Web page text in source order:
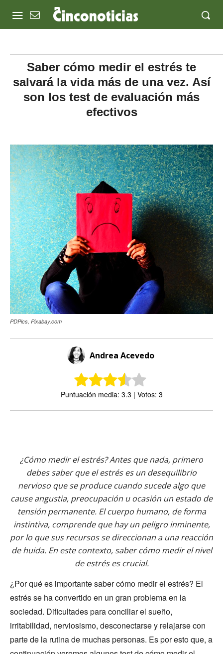
Saber cómo medir el estrés te
salvará la vida más de una vez. Así
son los test de evaluación más
efectivos
PDPics, Pixabay.com
Andrea Acevedo
Puntuación media: 3.3 | Votos: 3
¿Cómo medir el estrés? Antes que nada, primero
debes saber que el estrés es un desequilibrio
nervioso que se produce cuando sucede algo que
cause angustia, preocupación u ocasión un estado de
tensión permanente. El cuerpo humano, de forma
instintiva, comprende que hay un peligro inminente,
por lo que sus recursos se direccionan a una reacción
de huida. En este contexto, saber cómo medir el nivel
de estrés es crucial.
¿Por qué es importante saber cómo medir el estrés? El
estrés se ha convertido en un gran problema en la
sociedad. Dificultades para conciliar el sueño,
irritabilidad, nerviosismo, desconectarse y relajarse con
parte de la rutina de muchas personas. Es por esto que, a